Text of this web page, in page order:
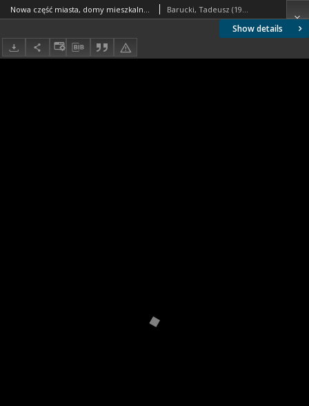
Show details
Nowa część miasta, domy mieszkalne w zabudowie szeregowej, widok od strony ulicy, Welwyn Garden City, Anglia, Wielka Brytania Barucki, Tadeusz (1922- ). Fotograf